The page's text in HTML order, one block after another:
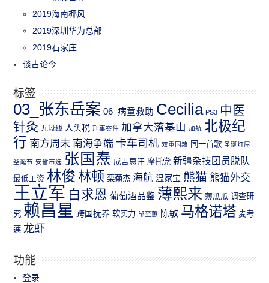
2019海南椰风
2019深圳华为总部
2019石家庄
谈古论今
标签
03_张东岳案 06_病童救助 Cecilia PS3 中医
针灸 九段线 人头税 刑事案件 加拿大落基山 加航 北极纪
行 南方周末 南海争端 卡车司机 双重国籍 同一首歌 圣诞灯屋
圣诞节 安省市选 张国焘 成吉思汗 摩托党 新疆杂技团员脱队
最低工资 林俊 林顿 栾菊杰 海航 温家宝 熊猫 熊猫外交
王立军 白求恩 葡萄酒品鉴 薄熙来 薄瓜瓜 调查研
究 赖昌星 跨国抚养 软实力 邹至蕙 陈敏 马格诺塔 麦考
莲 龙虾
功能
登录